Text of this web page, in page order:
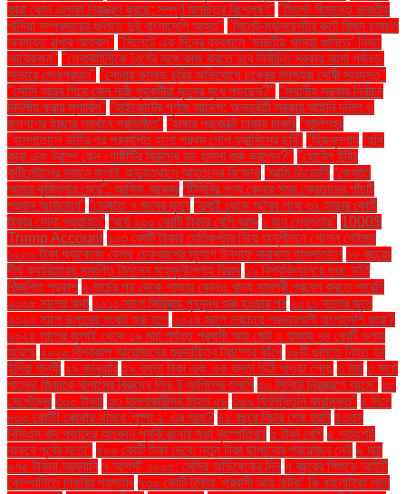
কারা কোন এলাকা নিয়ন্ত্রণ করছে: সম্পূর্ণ মানচিত্র বিশ্লেষণ" "সিলেট সীমান্তে ভারতীয়
খাসিয়া সম্প্রদায়ের গুলিতে দুই বাংলাদেশি আহত" "সিলেট-ম্যানচেস্টার রুটে বিমান চলাচল
অব্যাহত রাখার আহ্বান" "সিলেটে এক দিনের ব্যবধানে ‘ভারতীয় খাসিয়া গু‌লিতে’ নিহত
আরেকজন" "সেনাবাহিনীকে ধৈর্যের সঙ্গে কাজ করতে হবে নির্বাচিত সরকার আসা পর্যন্ত:
সাভারে সেনাপ্রধান" "সোনার কমোড চুরির অভিযোগে চক্রের সদস্যরা দোষী সাব্যস্ত"
"সৌদি আরব গিয়ে কেন নারী গৃহকর্মীরা মৃত্যুর মুখে পড়ছেন?" "স্থানীয় সরকার নির্বাচন
নির্দলীয় করার সুপারিশ" "হাইকোর্টের পূর্ণাঙ্গ আদেশ: অন্তর্বর্তী সরকার আইনি দলিল ও
জনগণের ইচ্ছার সমর্থনে প্রতিষ্ঠিত" "হাঙ্গার প্রজেক্টে ঢাকায় চাকরি "হালিশহর
"হাসপাতালে ভর্তির পর প্রকাশিত হলো প্রথম পোপ ফ্রান্সিসের ছবি" "হিজবুল্লাহ "হুথি
কারা এবং ট্রাম্প কেন গোষ্ঠীটির বিরুদ্ধে বড় হামলা শুরু করলেন?" "হোটেল ইন্টার
কন্টিনেন্টালের সামনে জুলাই অভ্যুত্থানে আহতদের বিক্ষোভ “আমি ডিভোর্সি “জ্যোতি
আমার কুমিল্লার মেয়ে”: আসিফ আকবর “টিসিবির পণ্য কেনার সময় ক্রেতাদের পাঁচটি
প্রধান অভিযোগ” “ডেঙ্গুতে ৭ জনের মৃত্যু “দুবাই থেকে অবৈধ পথে ৩২ হাজার কোটি
টাকার সোনা প্রবাহিত” “বর্ষে ২০০ কোটি টাকার বেশি বরাদ্দ ১ জন গ্রেপ্তার" 1000$
Trump Account ১০৩ কোটি টাকার হেলিকপ্টার নিয়ে অনুশীলনে গেলেন নেইমার
১২০০ টাকা প্যাকেজে হেলথ চেকআপের সুযোগ ইনসাফ বারাকাহ হাসপাতালে ১৮ বছরের
দীর্ঘ ক্যারিয়ারের সমাপ্তি টানলেন মাহমুদউল্লাহ রিয়াদ ১৯ বিশ্ববিদ্যালয়ে গুচ্ছ ভর্তি
বিজ্ঞপ্তি প্রকাশ ২ মার্চের পর থেকে গাজায় কোনও খাদ্য সামগ্রী প্রবেশ করতে পারেনি
২০০৮ সালের কথা ২০১১ সালে সিরিয়ায় গৃহযুদ্ধ শুরু হওয়ার পর ২০২১ সালের জুনে
২০২২ সালে ডলারের সংকট শুরু হলে ২০২৪ সালে সবচেয়ে প্রভাবশালী বাংলাদেশি কারা?
২০২৪ সালের জুলাই থেকে ১৯ মার্চ পর্যন্ত প্রবাসী আয় মোট ২ হাজার ৭৪ কোটি ডলার
হয়েছে ২০২৬ বিশ্বকাপ আয়োজনের গুরুদায়িত্ব ট্রাম্পের কাঁধে ২৮টি গুলিতে নিহত হন
ইন্দিরা গান্ধী ২৯ জানুয়ারি ২৯ বস্তা টাকা এবং এক বস্তা চিঠি পাওয়া গেছে ৩ মার্চ ৩ মার্চে
খালেদা জিয়াকে খালাসের বিরুদ্ধে লিভ টু আপিলের শুনানি ৩০ মিনিটে নিয়ন্ত্রণে আসে" ৩০
সেপ্টেম্বর ৩০০ টাকা! ৩৩ হামলাকারীসহ নিহত ৫৮ ৩৬৯ ফিলিস্তিনি কারামুক্ত" ৪ দিনে
৮০০ কোটি! কোথায় থামবে 'পুষ্পা ২' এর আয়? ৪১ বছরে বিচার শেষ হয়নি ৪৩তম
বিসিএস বাদ পড়াদের আবেদন পুনর্বিবেচনার সভা বৃহস্পতিবার ৫ টাকা বেশি ৫ শতাংশই
থাকবে পূর্বের মতো" ৫০০ কোটি টাকা দেবে: নতুন টাকা ছাপানোর প্রয়োজন নেই ৬ মার্চ
৬৭৫ টাকায় আমদানি ৭ আগস্ট ২০০৫: মেসির অভিষেকের দিন ৭ বছরের শিশুকে আইটি
কোম্পানিতে চাকরির প্রস্তাব ৭৩০ কোটি টাকার ‘প্রবাসী আয় নাটক’ কি কালোটাকা সাদা